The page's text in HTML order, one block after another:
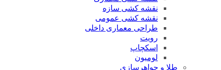
نقشه کشی سازه
نقشه کشی عمومی
طراحی معماری داخلی
رویت
اسکچاپ
لومیون
طلا و جواهرسازی